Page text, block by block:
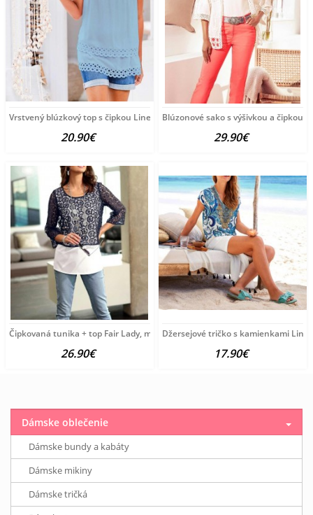
Vrstvený blúzkový top s čipkou Linea Tesini, modrý
20.90€
Blúzonové sako s výšivkou a čipkou
29.90€
Čipkovaná tunika + top Fair Lady, modrá-krémová
26.90€
Džersejové tričko s kamienkami
17.90€
Dámske oblečenie
Dámske bundy a kabáty
Dámske mikiny
Dámske tričká